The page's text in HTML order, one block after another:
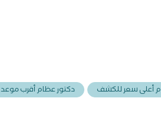
أعلى سعر للكشف دكتور عظام أقرب موعد